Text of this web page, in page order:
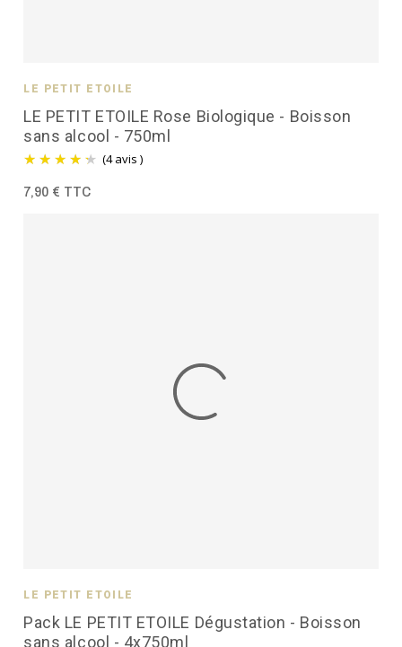
LE PETIT ETOILE Rose Biologique - Boisson
sans alcool - 750ml
(4 avis )
LE PETIT ÉTOILÉ
7,90 € TTC
Pack LE PETIT ETOILE Dégustation - Boisson
sans alcool - 4x750ml
LE PETIT ÉTOILÉ